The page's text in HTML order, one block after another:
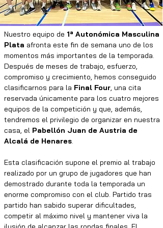
Nuestro equipo de 1ª Autonómica Masculina
Plata afronta este fin de semana uno de los
momentos más importantes de la temporada.
Después de meses de trabajo, esfuerzo,
compromiso y crecimiento, hemos conseguido
clasificarnos para la Final Four, una cita
reservada únicamente para los cuatro mejores
equipos de la competición y que, además,
tendremos el privilegio de organizar en nuestra
casa, el Pabellón Juan de Austria de
Alcalá de Henares.
Esta clasificación supone el premio al trabajo
realizado por un grupo de jugadores que han
demostrado durante toda la temporada un
enorme compromiso con el club. Partido tras
partido han sabido superar dificultades,
competir al máximo nivel y mantener viva la